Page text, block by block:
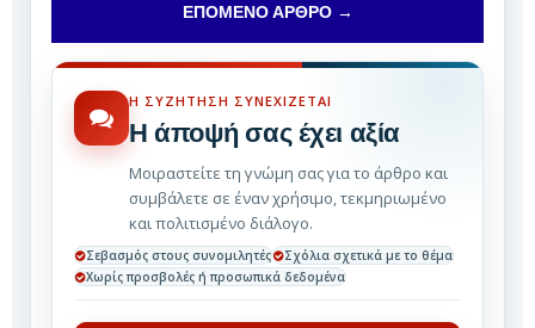
ΕΠΌΜΕΝΟ ΆΡΘΡΟ →
Η ΣΥΖΉΤΗΣΗ ΣΥΝΕΧΊΖΕΤΑΙ
Η άποψή σας έχει αξία
Μοιραστείτε τη γνώμη σας για το άρθρο και
συμβάλετε σε έναν χρήσιμο, τεκμηριωμένο
και πολιτισμένο διάλογο.
Σεβασμός στους συνομιλητές
Σχόλια σχετικά με το θέμα
Χωρίς προσβολές ή προσωπικά δεδομένα